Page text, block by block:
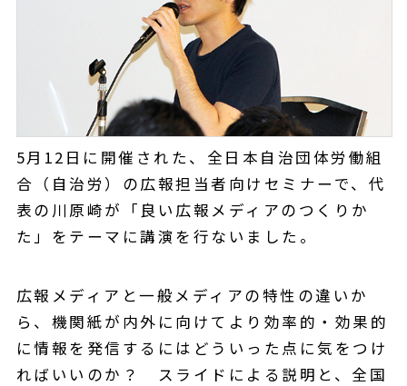
5月12日に開催された、全日本自治団体労働組
合（自治労）の広報担当者向けセミナーで、代
表の川原崎が「良い広報メディアのつくりか
た」をテーマに講演を行ないました。
広報メディアと一般メディアの特性の違いか
ら、機関紙が内外に向けてより効率的・効果的
に情報を発信するにはどういった点に気をつけ
ればいいのか？ スライドによる説明と、全国